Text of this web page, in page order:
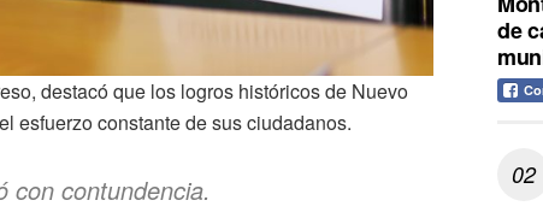
destacó que los logros históricos de Nuevo
esfuerzo constante de sus ciudadanos.
con contundencia.
de